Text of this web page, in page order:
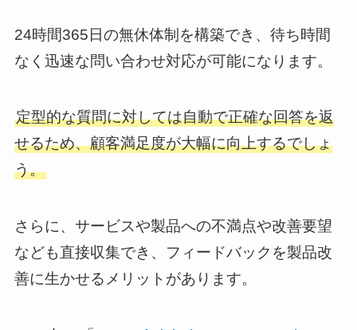
24時間365日の無休体制を構築でき、待ち時間
なく迅速な問い合わせ対応が可能になります。
定型的な質問に対しては自動で正確な回答を返
せるため、顧客満足度が大幅に向上するでしょ
う。
さらに、サービスや製品への不満点や改善要望
なども直接収集でき、フィードバックを製品改
善に生かせるメリットがあります。